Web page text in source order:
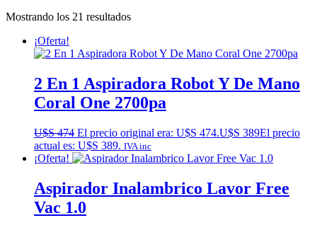
Mostrando los 21 resultados
¡Oferta!
2 En 1 Aspiradora Robot Y De Mano
Coral One 2700pa
U$S474 El precio original era: U$S 474.U$S 389El precio
actual es: U$S 389. IVA inc
¡Oferta!
Aspirador Inalambrico Lavor Free
Vac 1.0